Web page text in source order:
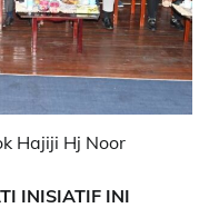
Hajiji Hj Noor
INISIATIF INI